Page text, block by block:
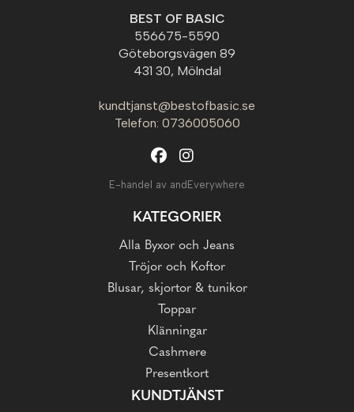
BEST OF BASIC
556675-5590
Göteborgsvägen 89
431 30, Mölndal
kundtjanst@bestofbasic.se
Telefon: 0736005060
E-handel av andEverywhere
KATEGORIER
Alla Byxor och Jeans
Tröjor och Koftor
Blusar, skjortor & tunikor
Toppar
Klänningar
Cashmere
Presentkort
KUNDTJÄNST